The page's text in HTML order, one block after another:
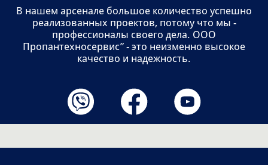
В нашем арсенале большое количество успешно
реализованных проектов, потому что мы -
профессионалы своего дела. ООО
Пропантехносервис” - это неизменно высокое
качество и надежность.